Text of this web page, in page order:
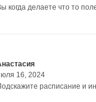
когда делаете что то
16, 2024
расписание и